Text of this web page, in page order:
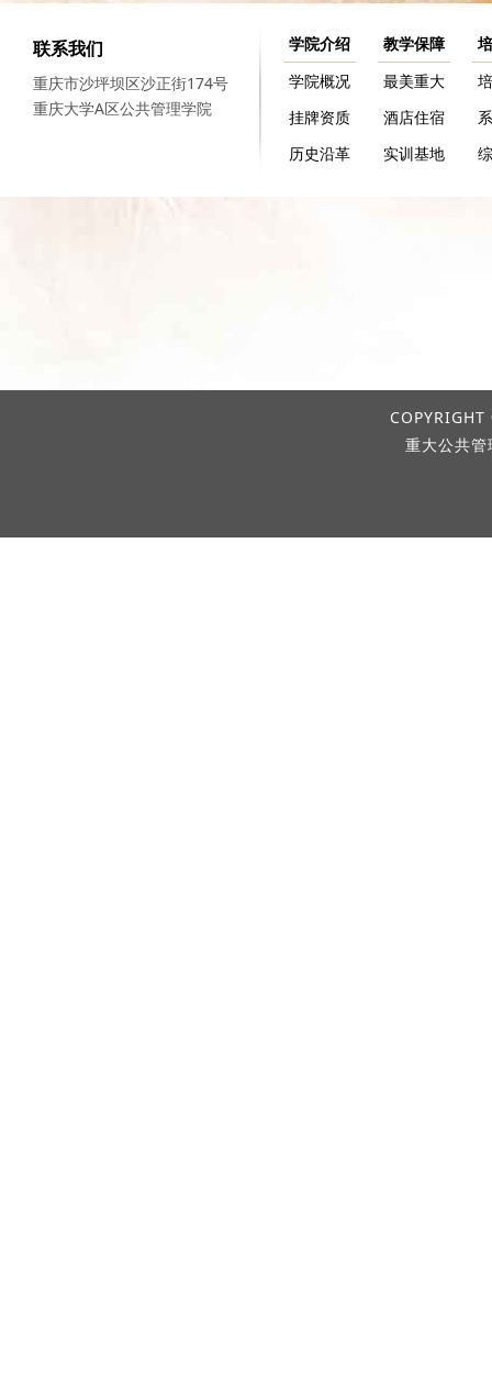
联系我们
重庆市沙坪坝区沙正街174号
重庆大学A区公共管理学院
学院介绍
学院概况
挂牌资质
历史沿革
教学保障
最美重大
酒店住宿
实训基地
重大公共